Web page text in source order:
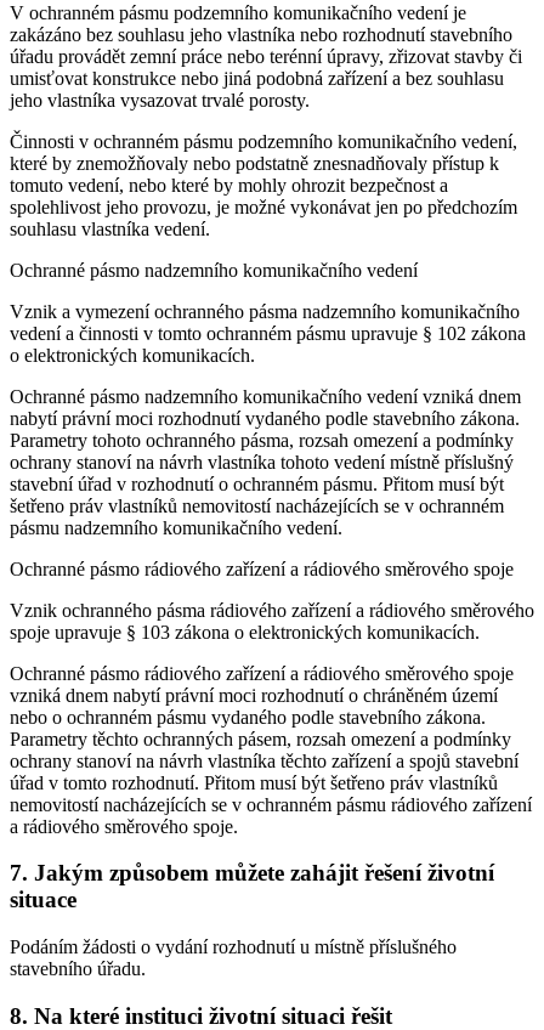
V ochranném pásmu podzemního komunikačního vedení je
zakázáno bez souhlasu jeho vlastníka nebo rozhodnutí stavebního
úřadu provádět zemní práce nebo terénní úpravy, zřizovat stavby či
umisťovat konstrukce nebo jiná podobná zařízení a bez souhlasu
jeho vlastníka vysazovat trvalé porosty.
Činnosti v ochranném pásmu podzemního komunikačního vedení,
které by znemožňovaly nebo podstatně znesnadňovaly přístup k
tomuto vedení, nebo které by mohly ohrozit bezpečnost a
spolehlivost jeho provozu, je možné vykonávat jen po předchozím
souhlasu vlastníka vedení.
Ochranné pásmo nadzemního komunikačního vedení
Vznik a vymezení ochranného pásma nadzemního komunikačního
vedení a činnosti v tomto ochranném pásmu upravuje § 102 zákona
o elektronických komunikacích.
Ochranné pásmo nadzemního komunikačního vedení vzniká dnem
nabytí právní moci rozhodnutí vydaného podle stavebního zákona.
Parametry tohoto ochranného pásma, rozsah omezení a podmínky
ochrany stanoví na návrh vlastníka tohoto vedení místně příslušný
stavební úřad v rozhodnutí o ochranném pásmu. Přitom musí být
šetřeno práv vlastníků nemovitostí nacházejících se v ochranném
pásmu nadzemního komunikačního vedení.
Ochranné pásmo rádiového zařízení a rádiového směrového spoje
Vznik ochranného pásma rádiového zařízení a rádiového směrového
spoje upravuje § 103 zákona o elektronických komunikacích.
Ochranné pásmo rádiového zařízení a rádiového směrového spoje
vzniká dnem nabytí právní moci rozhodnutí o chráněném území
nebo o ochranném pásmu vydaného podle stavebního zákona.
Parametry těchto ochranných pásem, rozsah omezení a podmínky
ochrany stanoví na návrh vlastníka těchto zařízení a spojů stavební
úřad v tomto rozhodnutí. Přitom musí být šetřeno práv vlastníků
nemovitostí nacházejících se v ochranném pásmu rádiového zařízení
a rádiového směrového spoje.
7. Jakým způsobem můžete zahájit řešení životní
situace
Podáním žádosti o vydání rozhodnutí u místně příslušného
stavebního úřadu.
8. Na které instituci životní situaci řešit